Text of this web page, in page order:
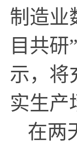
制造业
目共
示，将
实生产
在两